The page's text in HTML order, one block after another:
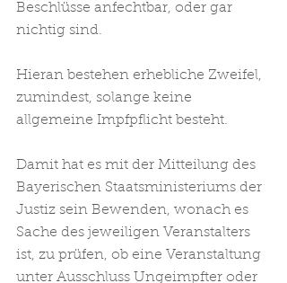
Beschlüsse anfechtbar, oder gar
nichtig sind.
Hieran bestehen erhebliche Zweifel,
zumindest, solange keine
allgemeine Impfpflicht besteht.
Damit hat es mit der Mitteilung des
Bayerischen Staatsministeriums der
Justiz sein Bewenden, wonach es
Sache des jeweiligen Veranstalters
ist, zu prüfen, ob eine Veranstaltung
unter Ausschluss Ungeimpfter oder